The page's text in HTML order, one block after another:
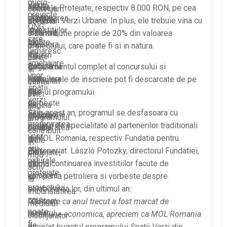
micro-
proiecte
ONG,
care
urmaresc
amenajare
unor
spatii
verzi
sau
promovarea
unor
arii
naturale
protejate.
Verzi
Urbane.
In
plus,
ele
trebuie
vina
cu
o
contributie
proprie
de
20%
din
valoarea
proiectului,
care
poate
fi
saluta
continuarea
investitiilor
facute
de
compania
petroliera
si
vorbeste
despre
colaborarea
lor,
din
ultimul
an:
a
permis
atat
sa
initiem
o
noua
linie
de
finantare
pentru
ariile
protejate,
dar
si
sa
crestem
numarul
micro-
proiecte.
Istoricul
acestora
poate
fi
consultat
pe
pagina
programului.
continuam
aceasta
initiativa,
prin
care,
in
ultimii
cinci
ani,
am
contribuit
in
mod
activ
la
imbunatatirea
mediului
inconjurator
Naturale Protejate, respectiv 8.000 RON, pe cea
de Spatii Verzi Urbane. In plus, ele trebuie vina cu
o contributie proprie de 20% din valoarea
proiectului, care poate fi si in natura.
Regulamentul complet al concursului si
formularele de inscriere pot fi descarcate de pe
site-ul programului.
Si in acest an, programul se desfasoara cu
sprijnul de specialitate al partenerilor traditionali
ai MOL Romania, respectiv Fundatia pentru
Parteneriat. László Potozky, directorul Fundatiei,
saluta continuarea investitiilor facute de
compania petroliera si vorbeste despre
colaborarea lor, din ultimul an:
“Cu toate ca anul trecut a fost marcat de
recesiune economica, apreciem ca MOL Romania